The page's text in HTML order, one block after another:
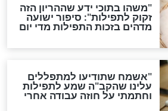
גדולה לבטול הגזרות
למתוק הדינים
ובאים